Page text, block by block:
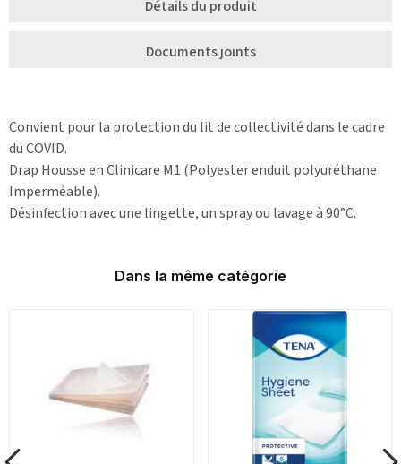
Détails du produit
Documents joints
Convient pour la protection du lit de collectivité dans le cadre
du COVID.
Drap Housse en Clinicare M1 (Polyester enduit polyuréthane
Imperméable).
Désinfection avec une lingette, un spray ou lavage à 90°C.
Dans la même catégorie